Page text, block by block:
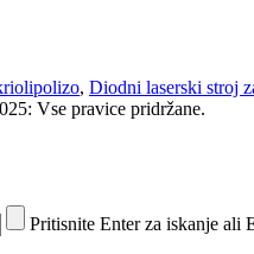
, Diodni laserski stroj
Vse pravice pridržane.
Pritisnite Enter za iskanje ali